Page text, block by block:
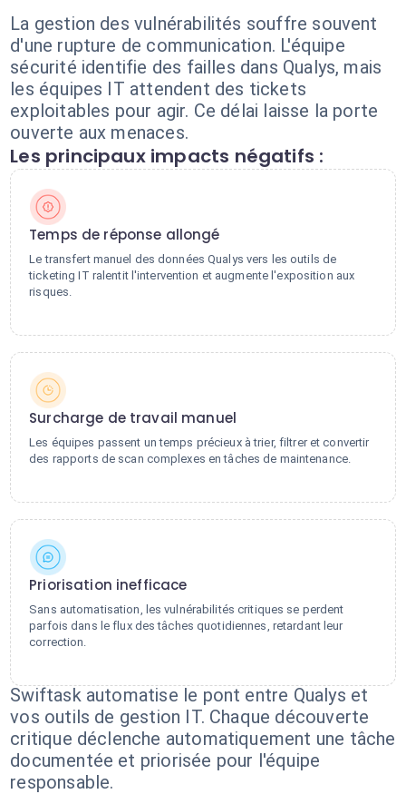
La gestion des vulnérabilités souffre souvent
d'une rupture de communication. L'équipe
sécurité identifie des failles dans Qualys, mais
les équipes IT attendent des tickets
exploitables pour agir. Ce délai laisse la porte
ouverte aux menaces.
Les principaux impacts négatifs :
Temps de réponse allongé
Le transfert manuel des données Qualys vers les outils de
ticketing IT ralentit l'intervention et augmente l'exposition aux
risques.
Surcharge de travail manuel
Les équipes passent un temps précieux à trier, filtrer et convertir
des rapports de scan complexes en tâches de maintenance.
Priorisation inefficace
Sans automatisation, les vulnérabilités critiques se perdent
parfois dans le flux des tâches quotidiennes, retardant leur
correction.
Swiftask automatise le pont entre Qualys et
vos outils de gestion IT. Chaque découverte
critique déclenche automatiquement une tâche
documentée et priorisée pour l'équipe
responsable.